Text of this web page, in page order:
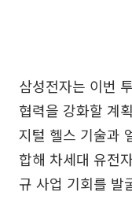
삼성전자는 이번
협력을 강화할 계
지털 헬스 기술과
합해 차세대 유전
규 사업 기회를 발